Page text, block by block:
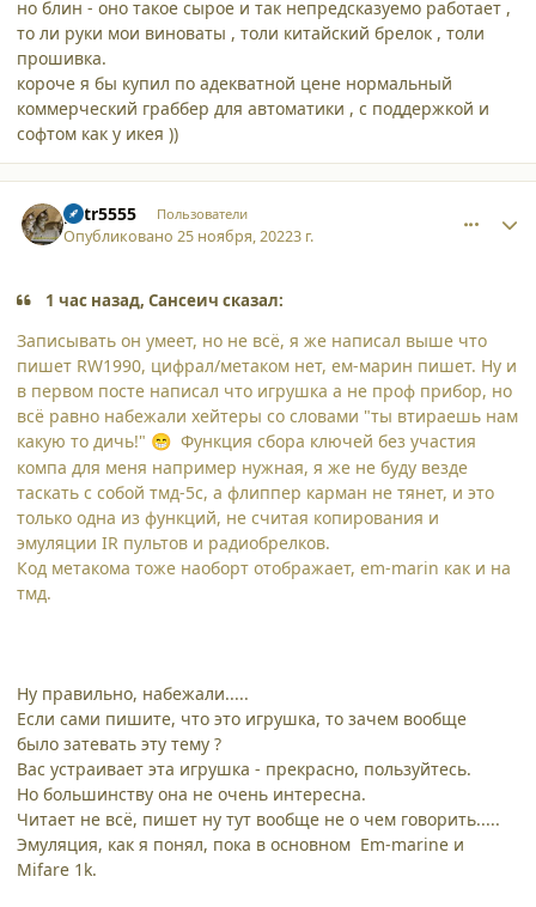
но блин - оно такое сырое и так непредсказуемо работает ,
то ли руки мои виноваты , толи китайский брелок , толи
прошивка.
короче я бы купил по адекватной цене нормальный
коммерческий граббер для автоматики , с поддержкой и
софтом как у икея ))
petr5555 Пользователи
Опубликовано25 ноября, 20223 г.
1 час назад, Сансеич сказал:
Записывать он умеет, но не всё, я же написал выше что
пишет RW1990, цифрал/метаком нет, ем-марин пишет. Ну и
в первом посте написал что игрушка а не проф прибор, но
всё равно набежали хейтеры со словами "ты втираешь нам
какую то дичь!" 😁 Функция сбора ключей без участия
компа для меня например нужная, я же не буду везде
таскать с собой тмд-5с, а флиппер карман не тянет, и это
только одна из функций, не считая копирования и
эмуляции IR пультов и радиобрелков.
Код метакома тоже наоборт отображает, em-marin как и на
тмд.
Ну правильно, набежали.....
Если сами пишите, что это игрушка, то зачем вообще
было затевать эту тему ?
Вас устраивает эта игрушка - прекрасно, пользуйтесь.
Но большинству она не очень интересна.
Читает не всё, пишет ну тут вообще не о чем говорить.....
Эмуляция, как я понял, пока в основном Em-marine и
Mifare 1k.